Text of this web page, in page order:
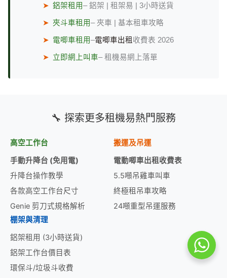
➤ 鋁架租用– 鋁架 | 租架易 | 3小時送貨
➤ 夾斗車租用– 夾車 | 基本租車攻略
➤ 電唧車租用–電唧車出租 收費表 2026
➤ 立即網上叫車– 租機易網上落單
🔧 探索更多租機易熱門服務
高空工作台
手動升降台 (免用電)
升降台操作教學
各款高空工作台尺寸
Genie 剪刀式規格解析
搬運及吊運
電動唧車出租收費表
5.5噸吊雞車叫車
終極租吊車攻略
24噸重型吊運服務
棚架與清理
鋁架租用 (3小時送貨)
鋁架工作台價目表
環保斗/垃圾斗收費